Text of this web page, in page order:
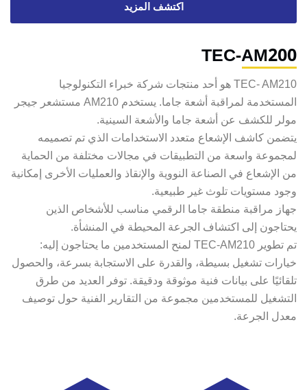
اكتشف المزيد
TEC-AM200
TEC- AM210 هو أحد منتجات شركة خبراء التكنولوجيا
المستخدمة لمراقبة أشعة جاما. يستخدم AM210 مستشعر جيجر
مولر للكشف عن أشعة جاما والأشعة السينية.
يتضمن كاشف الإشعاع متعدد الاستخدامات الذي تم تصميمه
لمجموعة واسعة من التطبيقات في مجالات مختلفة من الحماية
من الإشعاع في الصناعة النووية والإنقاذ والعمليات الأخرى إمكانية
وجود مستويات تلوث غير طبيعية.
جهاز مراقبة منطقة جاما الرقمي مناسب للأشخاص الذين
يحتاجون إلى اكتشاف الجرعة المحيطة في المنشأة.
تم تطوير TEC-AM210 لمنح المستخدمين ما يحتاجون إليه:
خيارات تشغيل بسيطة، والقدرة على الاستجابة بسرعة، والحصول
تلقائيًا على بيانات فنية موثوقة ودقيقة. توفر العديد من طرق
التشغيل للمستخدمين مجموعة من التقارير الفنية حول توصيف
معدل الجرعة.